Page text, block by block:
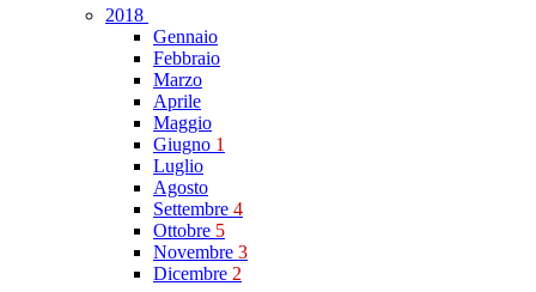
2018
Gennaio
Febbraio
Marzo
Aprile
Maggio
Giugno 1
Luglio
Agosto
Settembre 4
Ottobre 5
Novembre 3
Dicembre 2